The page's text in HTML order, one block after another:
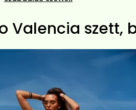
Valencia szett,